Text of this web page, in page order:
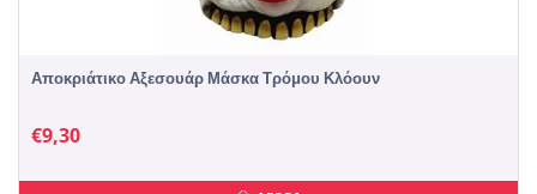
Αποκριάτικο Αξεσουάρ Μάσκα Τρόμου Κλόουν
€9,30